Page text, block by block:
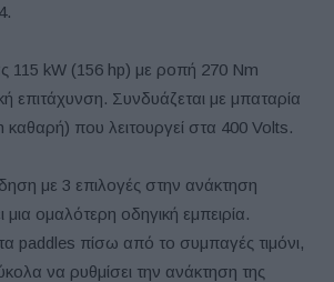
115 kW (156 hp) με ροπή 270 Nm
επιτάχυνση. Συνδυάζεται με μπαταρία
καθαρή) που λειτουργεί στα 400 Volts.
με 3 επιλογές στην ανάκτηση
μια ομαλότερη οδηγική εμπειρία.
paddles πίσω από το συμπαγές τιμόνι,
να ρυθμίσει την ανάκτηση της